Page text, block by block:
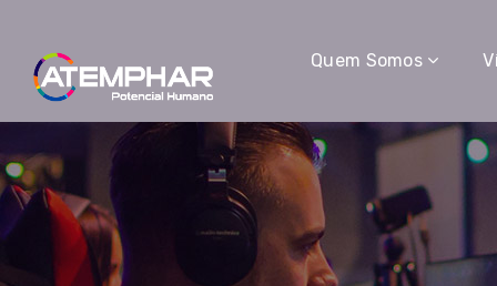
Quem Somos